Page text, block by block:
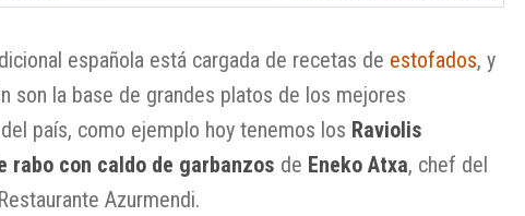
española está cargada de recetas de estofados, y
son la base de grandes platos de los mejores
país, como ejemplo hoy tenemos los Raviolis
rabo con caldo de garbanzos de Eneko Atxa, chef del
Azurmendi.